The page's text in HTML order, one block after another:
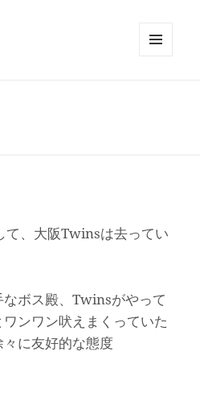
て、大阪Twinsは去ってい
ボス殿、Twinsがやって
ンワン吠えまくっていた
に友好的な態度